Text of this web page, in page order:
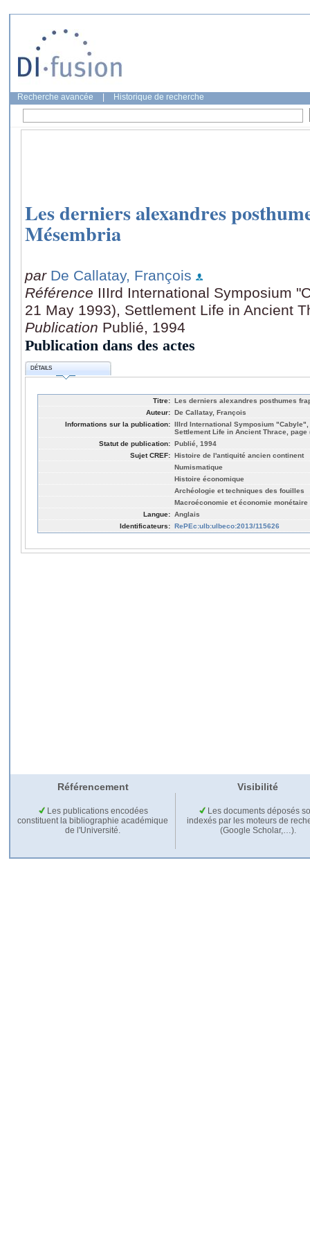
Recherche avancée Historique de recherche
Les derniers alexandres
Mésembria
par De Callatay, François
Référence IIIrd International Symposium
21 May 1993), Settlement Life in Ancient
Publication Publié, 1994
Publication dans des actes
DÉTAILS
Titre: Les derniers alexandres posthumes
Auteur: De Callatay, François
Informations sur la publication: IIIrd International Symposium "Cabyle",
Settlement Life in Ancient Thrace, page
Statut de publication: Publié, 1994
Sujet CREF: Histoire de l'antiquité ancien continent
Numismatique
Histoire économique
Archéologie et techniques des fouilles
Macroéconomie et économie monétaire
Langue: Anglais
Identificateurs: RePEc:ulb:ulbeco:2013/115626
Référencement Visibilité
Les publications encodées
constituent la bibliographie académique
de l'Université.
Les documents déposés
indexés par les moteurs de
(Google Scholar,…).